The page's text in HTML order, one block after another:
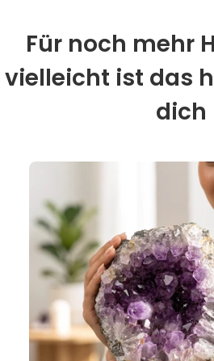
Für noch mehr
vielleicht ist das
dich